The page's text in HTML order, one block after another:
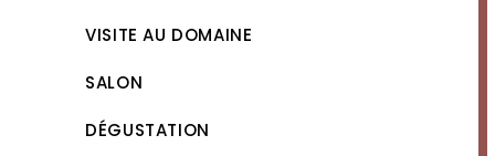
VISITE AU DOMAINE
SALON
DÉGUSTATION